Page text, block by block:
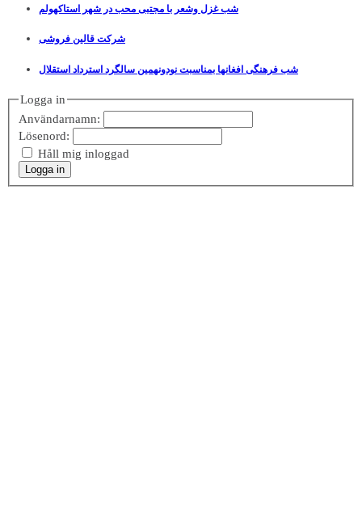
شب غزل وشعر با مجتبی محب در شهر استاکهولم
شرکت قالین فروشی
شب فرهنگی افغانها بمناسبت نودونهمین سالگرد استرداد استقلال
Logga in
Användarnamn:
Lösenord:
Håll mig inloggad
Logga in